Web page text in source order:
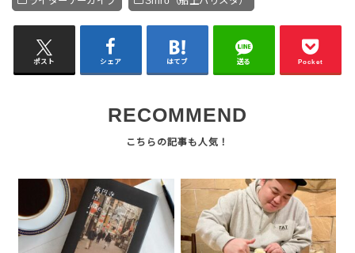
ポスト シェア はてブ 送る Pocket
RECOMMEND